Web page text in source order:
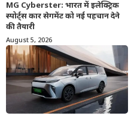
MG Cyberster: भारत में इलेक्ट्रिक
स्पोर्ट्स कार सेगमेंट को नई पहचान देने
की तैयारी
August 5, 2026